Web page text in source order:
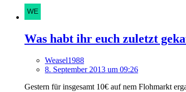
Was habt ihr euch zuletzt
Weasel1988
8. September 2013 um 09:26
Gestern für insgesamt 10€ auf nem Flohmarkt